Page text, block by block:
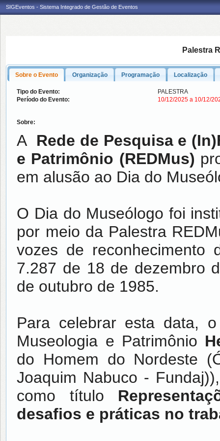
SIGEventos - Sistema Integrado de Gestão de Eventos
Palestra
Sobre o Evento Organização Programação Localização
Tipo do Evento:
PALESTRA
Período do Evento:
10/12/2025 a 10/12/
Sobre:
A Rede de Pesquisa e
e Patrimônio (REDMus)
em alusão ao Dia do
O Dia do Museólogo foi
por meio da Palestra
vozes de reconhecimento
7.287 de 18 de dezembro
de outubro de 1985.
Para celebrar esta data,
Museologia e Patrimônio
do Homem do Nordeste
Joaquim Nabuco -
como título
desafios e práticas no